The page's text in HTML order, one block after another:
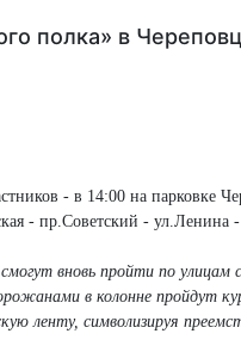
полка» в
- в 14:00 на парковке
- пр.Советский -
вновь пройти по улицам
в колонне пройдут
ленту, символизируя